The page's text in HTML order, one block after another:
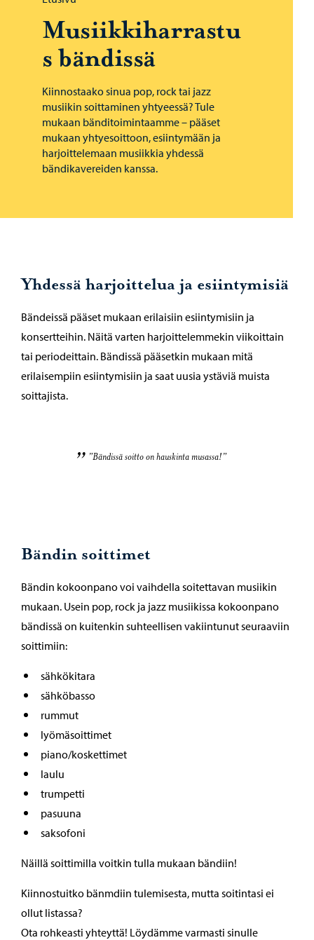
Musiikkiharrastu
s bändissä
Kiinnostaako sinua pop, rock tai jazz
musiikin soittaminen yhtyeessä? Tule
mukaan bänditoimintaamme – pääset
mukaan yhtyesoittoon, esiintymään ja
harjoittelemaan musiikkia yhdessä
bändikavereiden kanssa.
Yhdessä harjoittelua ja esiintymisiä
Bändeissä pääset mukaan erilaisiin esiintymisiin ja
konsertteihin. Näitä varten harjoittelemmekin viikoittain
tai periodeittain. Bändissä pääsetkin mukaan mitä
erilaisempiin esiintymisiin ja saat uusia ystäviä muista
soittajista.
”Bändissä soitto on hauskinta musassa!”
Bändin soittimet
Bändin kokoonpano voi vaihdella soitettavan musiikin
mukaan. Usein pop, rock ja jazz musiikissa kokoonpano
bändissä on kuitenkin suhteellisen vakiintunut seuraaviin
soittimiin:
sähkökitara
sähköbasso
rummut
lyömäsoittimet
piano/koskettimet
laulu
trumpetti
pasuuna
saksofoni
Näillä soittimilla voitkin tulla mukaan bändiin!
Kiinnostuitko bänmdiin tulemisesta, mutta soitintasi ei
ollut listassa?
Ota rohkeasti yhteyttä! Löydämme varmasti sinulle